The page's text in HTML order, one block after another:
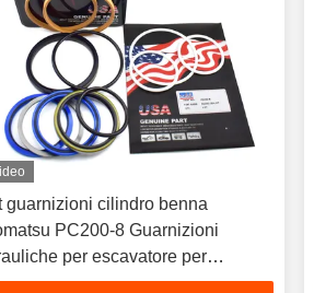
guarnizioni cilindro benna
PC200-8 Guarnizioni
per escavatore per
e manutenzione